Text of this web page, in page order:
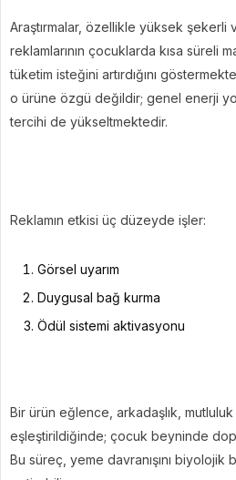
Araştırmalar, özellikle yüksek şekerli
reklamlarının çocuklarda kısa süreli
tüketim isteğini artırdığını
o ürüne özgü değildir; genel enerji
tercihi de yükseltmektedir.
Reklamın etkisi üç düzeyde işler:
Görsel uyarım
Duygusal bağ kurma
Ödül sistemi aktivasyonu
Bir ürün eğlence, arkadaşlık,
eşleştirildiğinde; çocuk beyninde
Bu süreç, yeme davranışını biyolojik